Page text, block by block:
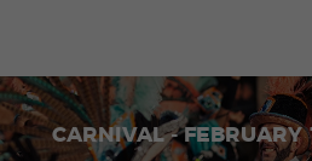
CARNIVAL - FEBRUARY